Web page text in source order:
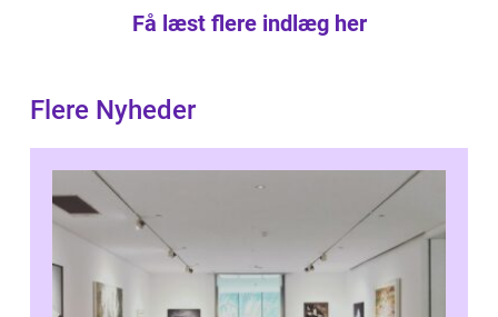
Få læst flere indlæg her
Flere Nyheder